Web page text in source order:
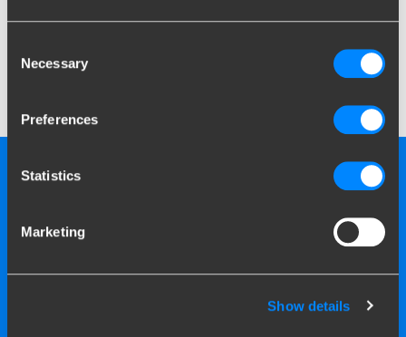
Selection
Necessary
Preferences
Statistics
Marketing
Show details
Grundigt testet, opfylder de højeste kvalitetskrav
Testet under ekstreme
Brink anvender de højeste sikkerhedsstandarder under
Få mere at vide om Brink